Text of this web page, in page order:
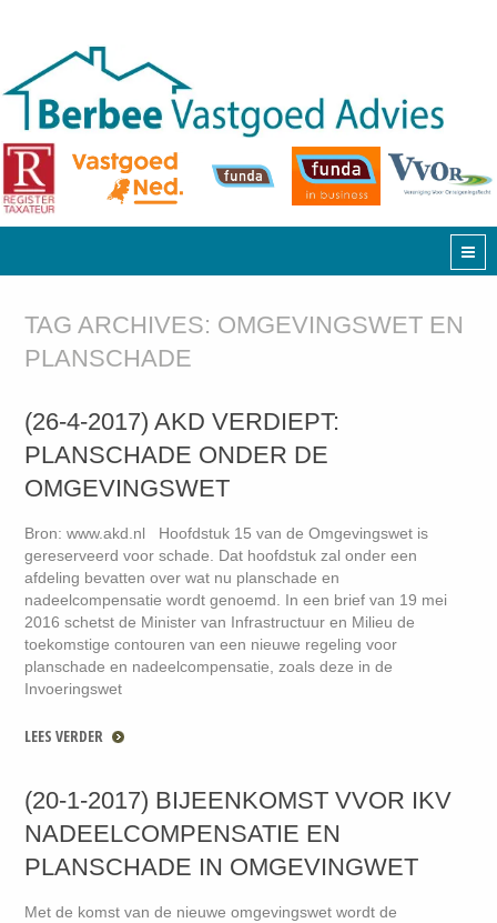
TAG ARCHIVES: OMGEVINGSWET EN
PLANSCHADE
(26-4-2017) AKD VERDIEPT:
PLANSCHADE ONDER DE
OMGEVINGSWET
Bron: www.akd.nl Hoofdstuk 15 van de Omgevingswet is
gereserveerd voor schade. Dat hoofdstuk zal onder een
afdeling bevatten over wat nu planschade en
nadeelcompensatie wordt genoemd. In een brief van 19 mei
2016 schetst de Minister van Infrastructuur en Milieu de
toekomstige contouren van een nieuwe regeling voor
planschade en nadeelcompensatie, zoals deze in de
Invoeringswet
LEES VERDER
(20-1-2017) BIJEENKOMST VVOR IKV
NADEELCOMPENSATIE EN
PLANSCHADE IN OMGEVINGWET
Met de komst van de nieuwe omgevingswet wordt de